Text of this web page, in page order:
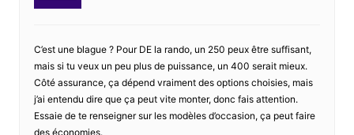
C’est une blague ? Pour DE la rando, un 250 peux être suffisant,
mais si tu veux un peu plus de puissance, un 400 serait mieux.
Côté assurance, ça dépend vraiment des options choisies, mais
j’ai entendu dire que ça peut vite monter, donc fais attention.
Essaie de te renseigner sur les modèles d’occasion, ça peut faire
des économies.